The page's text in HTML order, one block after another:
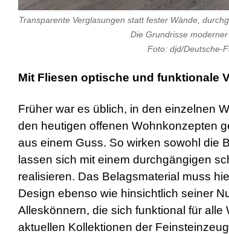
Transparente Verglasungen statt fester Wände,
Die Grundrisse
Foto: djd/Deutsche-
Mit Fliesen optische und funktionale
Früher war es üblich, in den einzelnen
den heutigen offenen Wohnkonzepten
aus einem Guss. So wirken sowohl die
lassen sich mit einem durchgängigen
realisieren. Das Belagsmaterial muss
Design ebenso wie hinsichtlich seiner
Alleskönnern, die sich funktional für
aktuellen Kollektionen der